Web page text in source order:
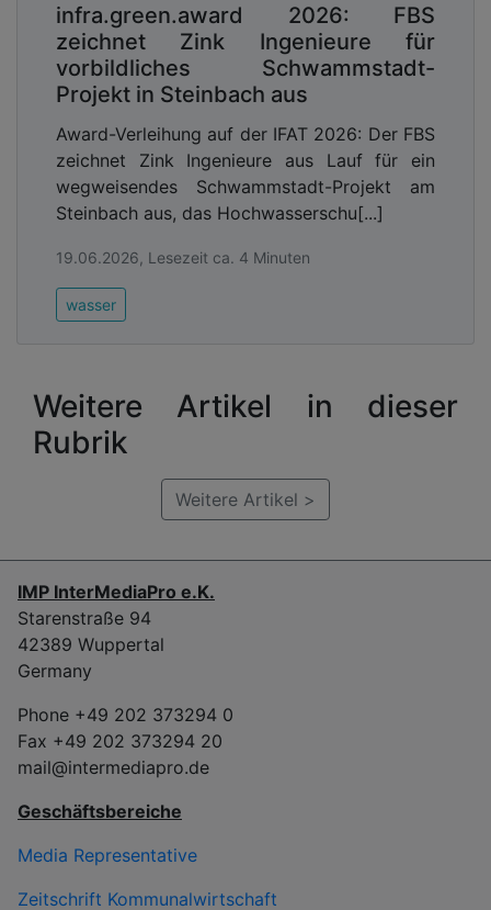
infra.green.award 2026: FBS
zeichnet Zink Ingenieure für
vorbildliches Schwammstadt-
Projekt in Steinbach aus
Award-Verleihung auf der IFAT 2026: Der FBS
zeichnet Zink Ingenieure aus Lauf für ein
wegweisendes Schwammstadt-Projekt am
Steinbach aus, das Hochwasserschu[...]
19.06.2026, Lesezeit ca. 4 Minuten
wasser
Weitere Artikel in dieser
Rubrik
Weitere Artikel >
IMP InterMediaPro e.K.
Starenstraße 94
42389 Wuppertal
Germany
Phone +49 202 373294 0
Fax +49 202 373294 20
mail@intermediapro.de
Geschäftsbereiche
Media Representative
Zeitschrift Kommunalwirtschaft